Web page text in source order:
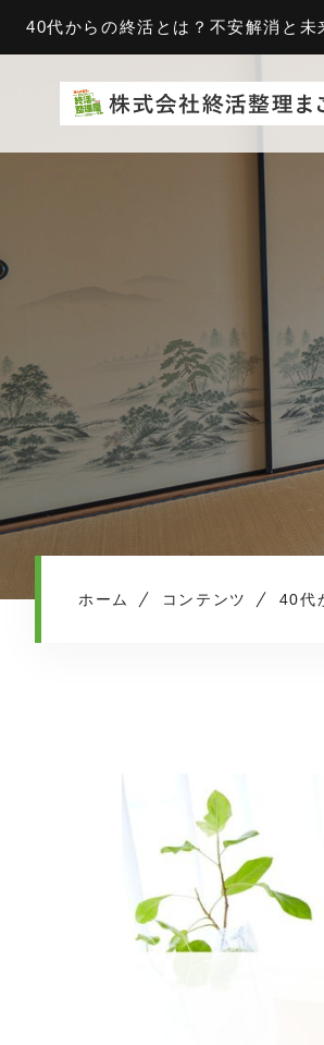
40代からの終活とは？不安解消と
ホーム コンテンツ 40代